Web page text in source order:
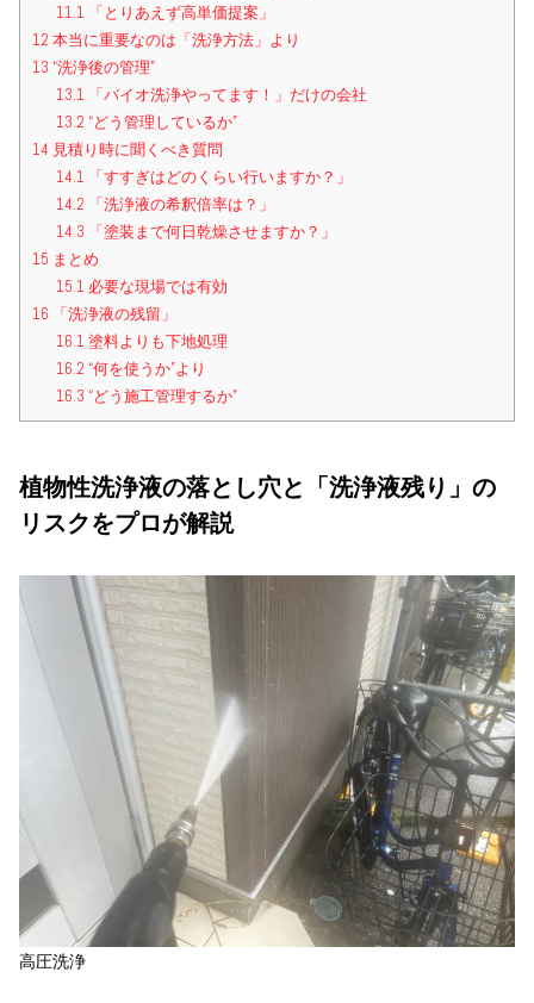
11.1 「とりあえず高単価提案」
12 本当に重要なのは「洗浄方法」より
13 “洗浄後の管理”
13.1 「バイオ洗浄やってます！」だけの会社
13.2 “どう管理しているか”
14 見積り時に聞くべき質問
14.1 「すすぎはどのくらい行いますか？」
14.2 「洗浄液の希釈倍率は？」
14.3 「塗装まで何日乾燥させますか？」
15 まとめ
15.1 必要な現場では有効
16 「洗浄液の残留」
16.1 塗料よりも下地処理
16.2 “何を使うか”より
16.3 “どう施工管理するか”
植物性洗浄液の落とし穴と「洗浄液残り」の
リスクをプロが解説
高圧洗浄